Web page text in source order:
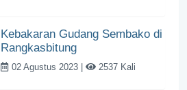
Kebakaran Gudang Sembako di
Rangkasbitung
02 Agustus 2023 | 2537 Kali